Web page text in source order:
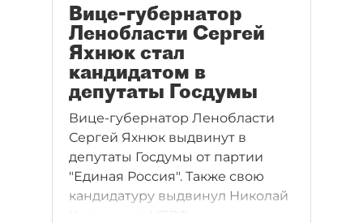
Вице-губернатор
Ленобласти Сергей
Яхнюк стал
кандидатом в
депутаты Госдумы
Вице-губернатор Ленобласти
Сергей Яхнюк выдвинут в
депутаты Госдумы от партии
"Единая Россия". Также свою
кандидатуру выдвинул Николай